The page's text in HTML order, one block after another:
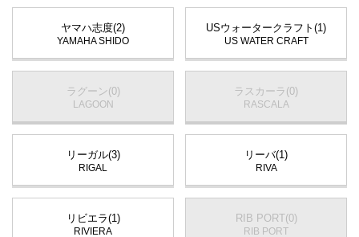
ヤマハ志度(2)
YAMAHA SHIDO
USウォータークラフト(1)
US WATER CRAFT
ラグーン(0)
LAGOON
ラスカーラ(0)
RASCALA
リーガル(3)
RIGAL
リーバ(1)
RIVA
リビエラ(1)
RIVIERA
RIB PORT(0)
RIB PORT